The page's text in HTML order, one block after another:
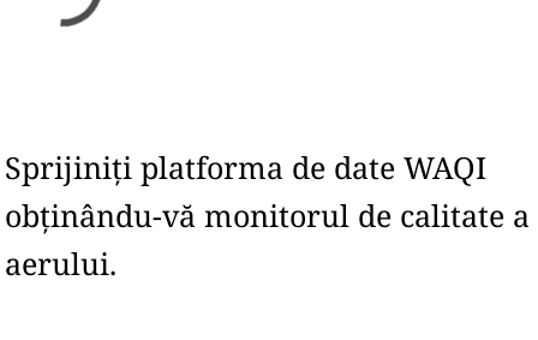
Sprijiniți platforma de date WAQI
obținându-vă monitorul de calitate a
aerului.